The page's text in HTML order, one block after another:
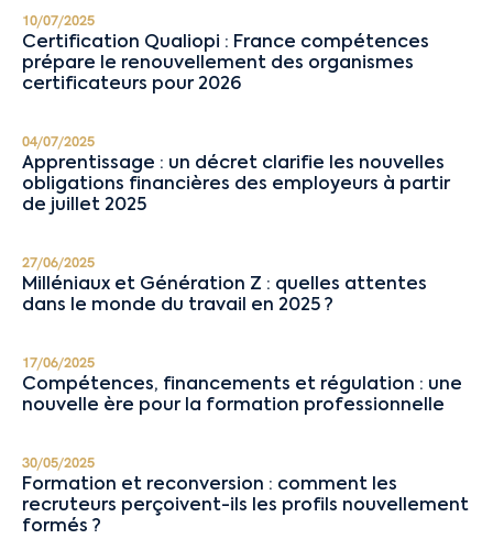
10/07/2025
Certification Qualiopi : France compétences
prépare le renouvellement des organismes
certificateurs pour 2026
04/07/2025
Apprentissage : un décret clarifie les nouvelles
obligations financières des employeurs à partir
de juillet 2025
27/06/2025
Milléniaux et Génération Z : quelles attentes
dans le monde du travail en 2025 ?
17/06/2025
Compétences, financements et régulation : une
nouvelle ère pour la formation professionnelle
30/05/2025
Formation et reconversion : comment les
recruteurs perçoivent-ils les profils nouvellement
formés ?